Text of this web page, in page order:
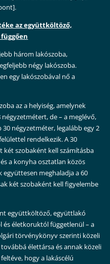
az együttköltöző,
három lakószoba,
négy lakószoba.
egy lakószobával nő a
az a helyiség, amelynek
de – a meglévő,
négyzetméter, legalább egy 2
rendelkezik. A 30
két szobaként kell számításba
a konyha osztatlan közös
meghaladja a 60
két szobaként kell figyelembe
együttköltöző, együttlakó
és életkoruktól függetlenül – a
törvénykönyv szerinti közeli
élettársa és annak közeli
hogy a lakáscélú